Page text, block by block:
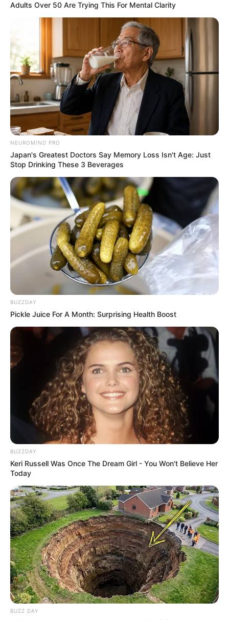
Facebook
Twitter
Pinterest
Share
Revista Artesanato
26/03/2014
Recomendados para você
Flores ornamentais lindas
feitas com arame e tecido
Bolsinha diferente feita
com zíperes
Rosa feita com sianinha
para colocar onde quiser
Customize uma blusa
simples com renda e flores
de tecido
Deixe seu comentário
44 Comentários
Adults Over 50 Are Trying This For Mental Clarity
NEUROMIND PRO
Japan's Greatest Doctors Say Memory Loss Isn't Age: Just
Stop Drinking These 3 Beverages
BUZZDAY
Pickle Juice For A Month: Surprising Health Boost
BUZZDAY
Keri Russell Was Once The Dream Girl - You Won't Believe Her
Today
BUZZ DAY